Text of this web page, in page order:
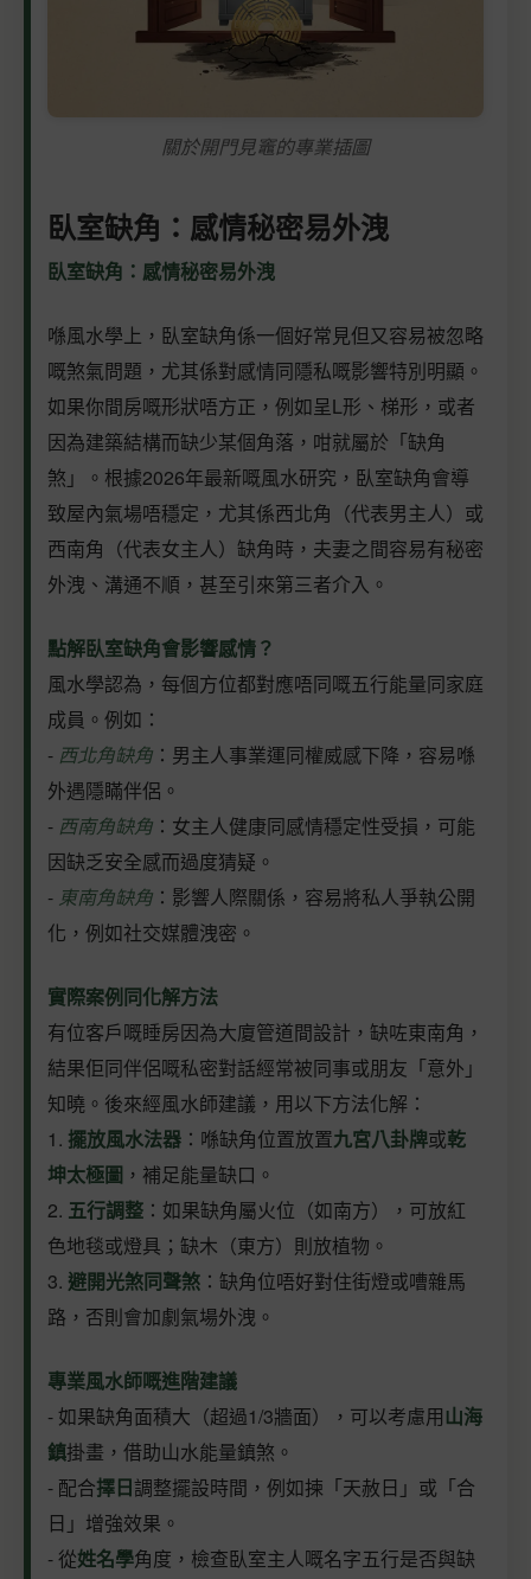
關於開門見竈的專業插圖
臥室缺角：感情秘密易外洩
臥室缺角：感情秘密易外洩
喺風水學上，臥室缺角係一個好常見但又容易被忽略
嘅煞氣問題，尤其係對感情同隱私嘅影響特別明顯。
如果你間房嘅形狀唔方正，例如呈L形、梯形，或者
因為建築結構而缺少某個角落，咁就屬於「缺角
煞」。根據2026年最新嘅風水研究，臥室缺角會導
致屋內氣場唔穩定，尤其係西北角（代表男主人）或
西南角（代表女主人）缺角時，夫妻之間容易有秘密
外洩、溝通不順，甚至引來第三者介入。
點解臥室缺角會影響感情？
風水學認為，每個方位都對應唔同嘅五行能量同家庭
成員。例如：
- 西北角缺角 ：男主人事業運同權威感下降，容易喺
外遇隱瞞伴侶。
- 西南角缺角 ：女主人健康同感情穩定性受損，可能
因缺乏安全感而過度猜疑。
- 東南角缺角 ：影響人際關係，容易將私人爭執公開
化，例如社交媒體洩密。
實際案例同化解方法
有位客戶嘅睡房因為大廈管道間設計，缺咗東南角，
結果佢同伴侶嘅私密對話經常被同事或朋友「意外」
知曉。後來經風水師建議，用以下方法化解：
1. 擺放風水法器 ：喺缺角位置放置九宮八卦牌或乾
坤太極圖 ，補足能量缺口。
2. 五行調整 ：如果缺角屬火位（如南方），可放紅
色地毯或燈具；缺木（東方）則放植物。
3. 避開光煞同聲煞 ：缺角位唔好對住街燈或嘈雜馬
路，否則會加劇氣場外洩。
專業風水師嘅進階建議
- 如果缺角面積大（超過1/3牆面），可以考慮用山海
鎮掛畫，借助山水能量鎮煞。
- 配合擇日調整擺設時間，例如揀「天赦日」或「合
日」增強效果。
- 從姓名學角度，檢查臥室主人嘅名字五行是否與缺